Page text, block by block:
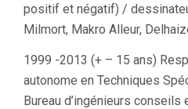
positif et négatif) /
Milmort, Makro Alleur,
1999 -2013 (+ – 15 ans)
autonome en Techniques
Bureau d’ingénieurs